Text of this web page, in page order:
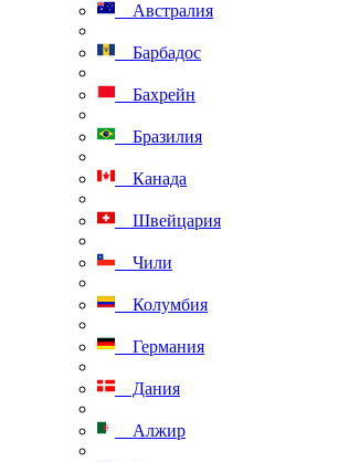
Австралия
Барбадос
Бахрейн
Бразилия
Канада
Швейцария
Чили
Колумбия
Германия
Дания
Алжир